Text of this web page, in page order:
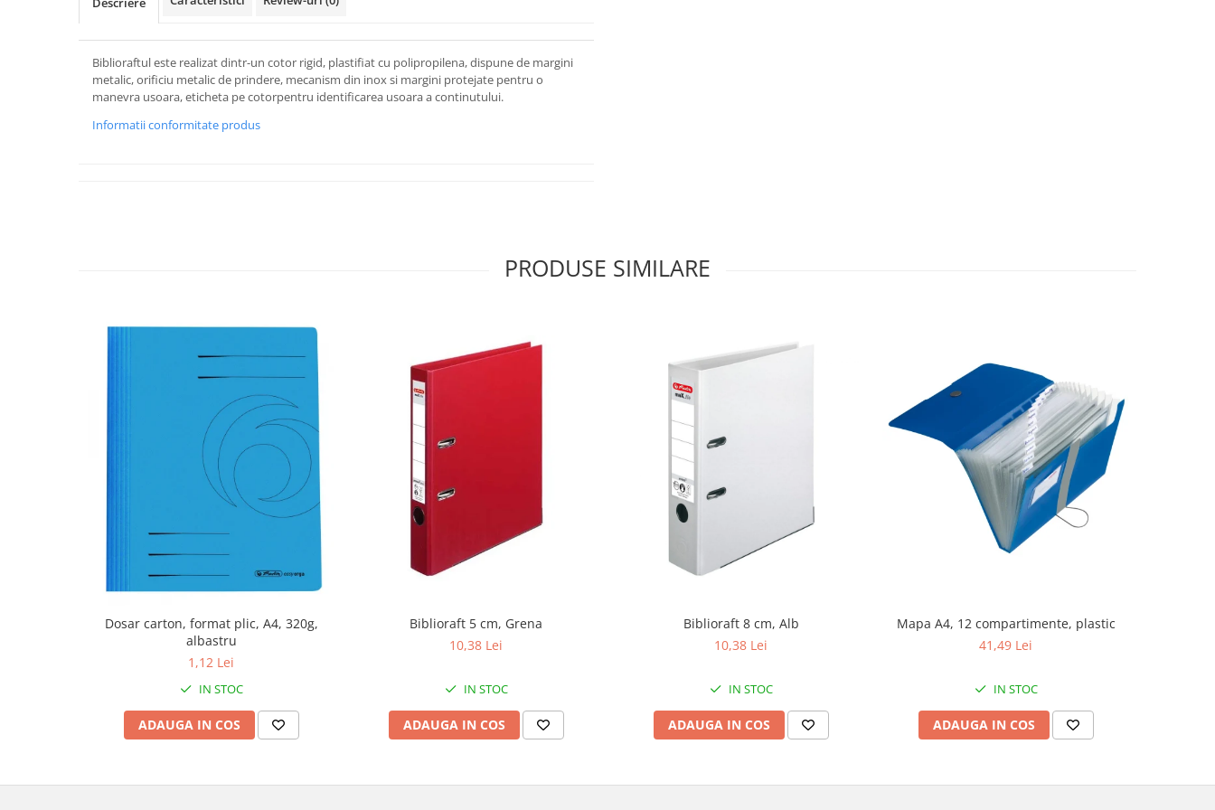
Biblioraftul este realizat dintr-un cotor rigid, plastifiat cu polipropilena, dispune de margini
metalic, orificiu metalic de prindere, mecanism din inox si margini protejate pentru o
manevra usoara, eticheta pe cotorpentru identificarea usoara a continutului.
Informatii conformitate produs
PRODUSE SIMILARE
Dosar carton, format plic, A4, 320g,
albastru
1,12 Lei
IN STOC
ADAUGA IN COS
Biblioraft 5 cm, Grena
10,38 Lei
IN STOC
ADAUGA IN COS
Biblioraft 8 cm, Alb
10,38 Lei
IN STOC
ADAUGA IN COS
Mapa A4, 12 compartimente, plastic
41,49 Lei
IN STOC
ADAUGA IN COS